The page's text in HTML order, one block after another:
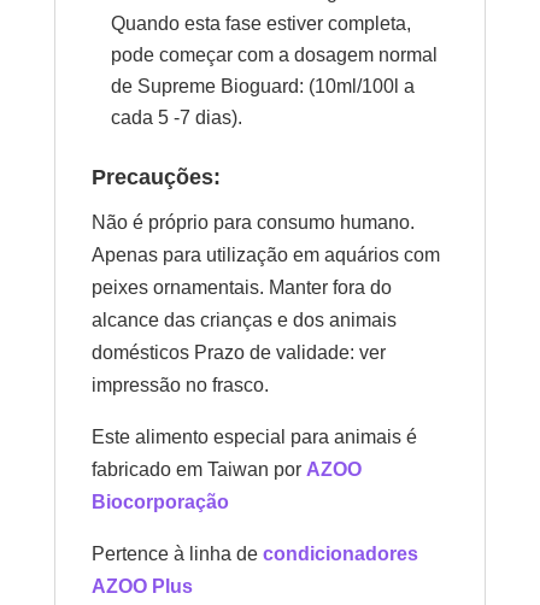
Quando esta fase estiver completa,
pode começar com a dosagem normal
de Supreme Bioguard: (10ml/100l a
cada 5 -7 dias).
Precauções:
Não é próprio para consumo humano.
Apenas para utilização em aquários com
peixes ornamentais. Manter fora do
alcance das crianças e dos animais
domésticos Prazo de validade: ver
impressão no frasco.
Este alimento especial para animais é
fabricado em Taiwan por AZOO
Biocorporação
Pertence à linha de condicionadores
AZOO Plus